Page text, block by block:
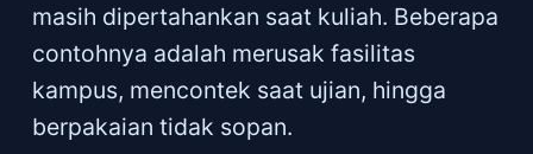
masih dipertahankan saat kuliah. Beberapa
contohnya adalah merusak fasilitas
kampus, mencontek saat ujian, hingga
berpakaian tidak sopan.